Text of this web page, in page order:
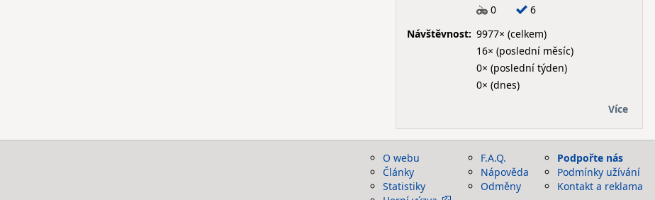
0
6
Návštěvnost: 9977× (celkem)
16× (poslední měsíc)
0× (poslední týden)
0× (dnes)
Více
O webu
Články
Statistiky
F.A.Q.
Nápověda
Odměny
Podpořte nás
Podmínky užívání
Kontakt a reklama